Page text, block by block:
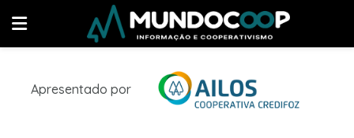
Apresentado por